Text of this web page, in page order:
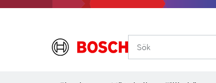
Sök